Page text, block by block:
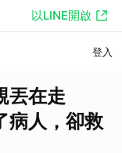
以LINE開啟
登入
丟在走
人，卻救